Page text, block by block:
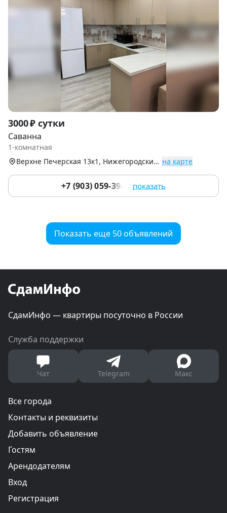
Item
1
of
3000 ₽ сутки
Саванна
1-комнатная
Верхне Печерская 13к1, Нижегородский р-н на карте
+7 (903) 059-39-51 показать
Показать еще 50 объявлений
СдамИнфо — квартиры посуточно в России
Служба поддержки
Чат Telegram Макс
Все города
Контакты и реквизиты
Добавить объявление
Гостям
Арендодателям
Вход
Регистрация